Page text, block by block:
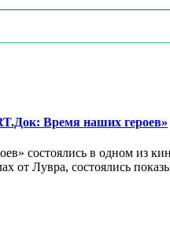
Время наших героев»
состоялись в одном из
от Лувра, состоялись